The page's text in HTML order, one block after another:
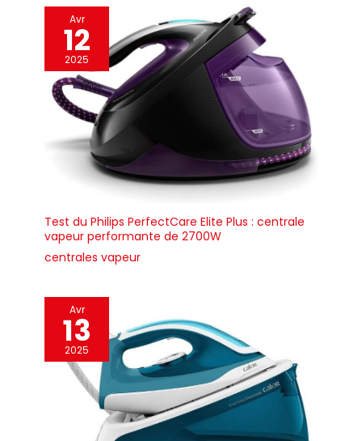
commutateurs sur la poignée.
La plaque est recouverte de
téflon. Réservoir d'eau de
300ml. Multiples paramètres
de vapeur et de séchage. Jet
de vapeur pour enlever les plis
tenaces.
Avr
12
2025
Test du Philips PerfectCare Elite Plus : centrale
vapeur performante de 2700W
centrales vapeur
Avr
13
2025